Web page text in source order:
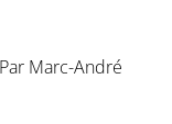
Marc-André